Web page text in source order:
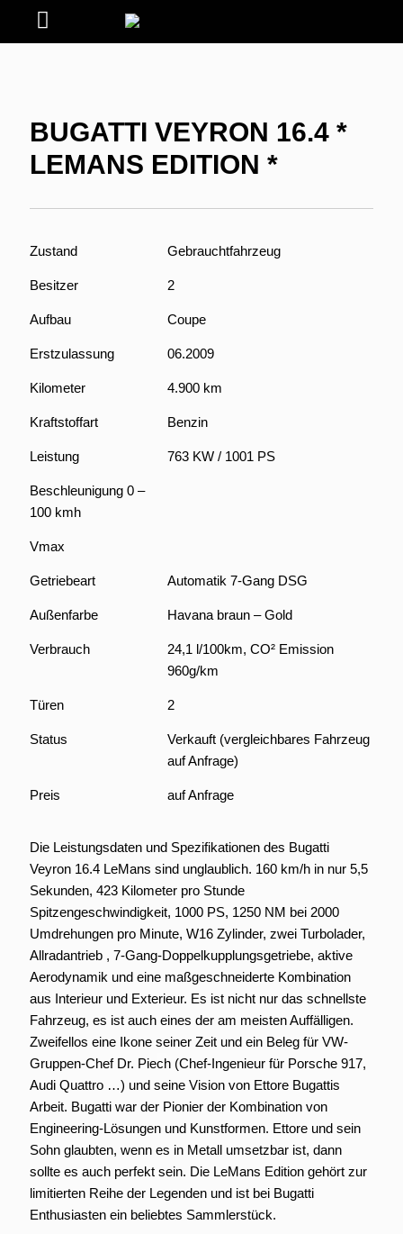
BUGATTI VEYRON 16.4 *
LEMANS EDITION *
Zustand Gebrauchtfahrzeug
Besitzer 2
Aufbau Coupe
Erstzulassung 06.2009
Kilometer 4.900 km
Kraftstoffart Benzin
Leistung 763 KW / 1001 PS
Beschleunigung 0 –
100 kmh
Vmax
Getriebeart Automatik 7-Gang DSG
Außenfarbe Havana braun – Gold
Verbrauch
24,1 l/100km, CO² Emission
960g/km
Türen 2
Status
Verkauft (vergleichbares Fahrzeug
auf Anfrage)
Preis auf Anfrage
Die Leistungsdaten und Spezifikationen des Bugatti
Veyron 16.4 LeMans sind unglaublich. 160 km/h in nur 5,5
Sekunden, 423 Kilometer pro Stunde
Spitzengeschwindigkeit, 1000 PS, 1250 NM bei 2000
Umdrehungen pro Minute, W16 Zylinder, zwei Turbolader,
Allradantrieb , 7-Gang-Doppelkupplungsgetriebe, aktive
Aerodynamik und eine maßgeschneiderte Kombination
aus Interieur und Exterieur. Es ist nicht nur das schnellste
Fahrzeug, es ist auch eines der am meisten Auffälligen.
Zweifellos eine Ikone seiner Zeit und ein Beleg für VW-
Gruppen-Chef Dr. Piech (Chef-Ingenieur für Porsche 917,
Audi Quattro …) und seine Vision von Ettore Bugattis
Arbeit. Bugatti war der Pionier der Kombination von
Engineering-Lösungen und Kunstformen. Ettore und sein
Sohn glaubten, wenn es in Metall umsetzbar ist, dann
sollte es auch perfekt sein. Die LeMans Edition gehört zur
limitierten Reihe der Legenden und ist bei Bugatti
Enthusiasten ein beliebtes Sammlerstück.